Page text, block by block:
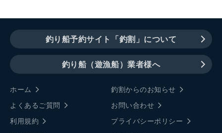
釣り船予約サイト「釣割」について
釣り船（遊漁船）業者様へ
ホーム
釣割からのお知らせ
よくあるご質問
お問い合わせ
利用規約
プライバシーポリシー